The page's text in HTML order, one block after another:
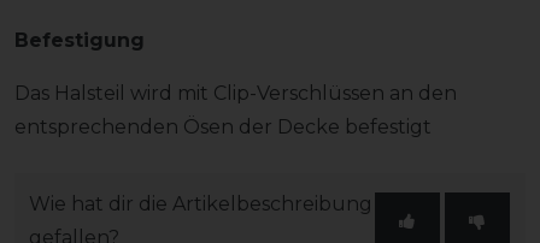
Befestigung
Das Halsteil wird mit Clip-Verschlüssen an den
entsprechenden Ösen der Decke befestigt
Wie hat dir die Artikelbeschreibung
gefallen?